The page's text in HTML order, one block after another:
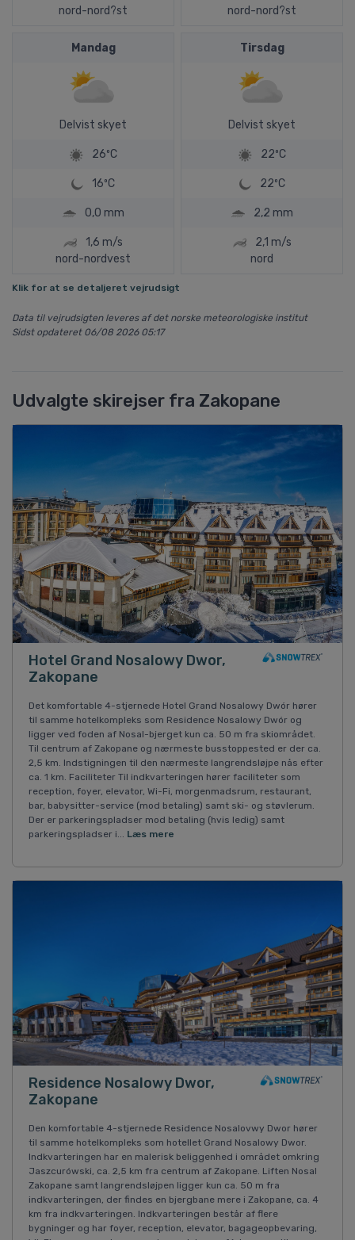
nord-nord?st
nord-nord?st
Mandag
Delvist skyet
26ºC
16ºC
0,0 mm
1,6 m/s
nord-nordvest
Tirsdag
Delvist skyet
22ºC
22ºC
2,2 mm
2,1 m/s
nord
Klik for at se detaljeret vejrudsigt
Data til vejrudsigten leveres af det norske meteorologiske institut
Sidst opdateret 06/08 2026 05:17
Udvalgte skirejser fra Zakopane
Hotel Grand Nosalowy Dwor,
Zakopane
Det komfortable 4-stjernede Hotel Grand Nosalowy Dwór hører
til samme hotelkompleks som Residence Nosalowy Dwór og
ligger ved foden af Nosal-bjerget kun ca. 50 m fra skiområdet.
Til centrum af Zakopane og nærmeste busstoppested er der ca.
2,5 km. Indstigningen til den nærmeste langrendsløjpe nås efter
ca. 1 km. Faciliteter Til indkvarteringen hører faciliteter som
reception, foyer, elevator, Wi-Fi, morgenmadsrum, restaurant,
bar, babysitter-service (mod betaling) samt ski- og støvlerum.
Der er parkeringspladser mod betaling (hvis ledig) samt
parkeringspladser i... Læs mere
Residence Nosalowy Dwor,
Zakopane
Den komfortable 4-stjernede Residence Nosalovwy Dwor hører
til samme hotelkompleks som hotellet Grand Nosalowy Dwor.
Indkvarteringen har en malerisk beliggenhed i området omkring
Jaszcurówski, ca. 2,5 km fra centrum af Zakopane. Liften Nosal
Zakopane samt langrendsløjpen ligger kun ca. 50 m fra
indkvarteringen, der findes en bjergbane mere i Zakopane, ca. 4
km fra indkvarteringen. Indkvarteringen består af flere
bygninger og har foyer, reception, elevator, bagageopbevaring,